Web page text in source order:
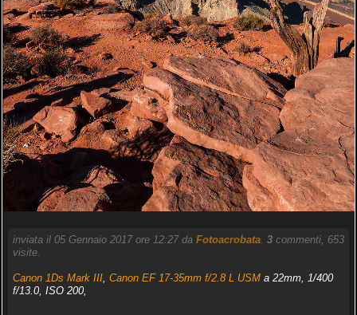
inviata il 05 Gennaio 2017 ore 12:27 da Fotoacrobata. 3commenti, 653
visite.
Canon 1Ds Mark III, Canon EF 17-35mm f/2.8 L USMa 22mm, 1/400
f/13.0, ISO 200,